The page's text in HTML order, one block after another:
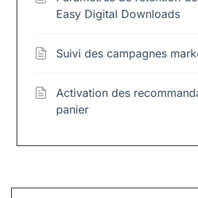
Easy Digital Downloads
Suivi des campagnes
Activation des
panier